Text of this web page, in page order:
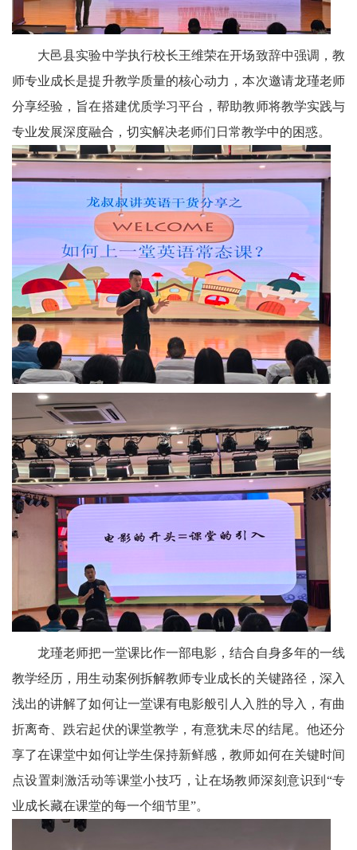
学
教
研
堂
内
外
艺
体
美
劳
校
园
法
制
职
教
师
风
采
大邑县实验中学执行校长王维荣在开场致辞中强调，教
师专业成长是提升教学质量的核心动力，本次邀请龙瑾老师
分享经验，旨在搭建优质学习平台，帮助教师将教学实践与
专业发展深度融合，切实解决老师们日常教学中的困惑。
龙瑾老师把一堂课比作一部电影，结合自身多年的一线
教学经历，用生动案例拆解教师专业成长的关键路径，深入
浅出的讲解了如何让一堂课有电影般引人入胜的导入，有曲
折离奇、跌宕起伏的课堂教学，有意犹未尽的结尾。他还分
享了在课堂中如何让学生保持新鲜感，教师如何在关键时间
点设置刺激活动等课堂小技巧，让在场教师深刻意识到“专
业成长藏在课堂的每一个细节里”。